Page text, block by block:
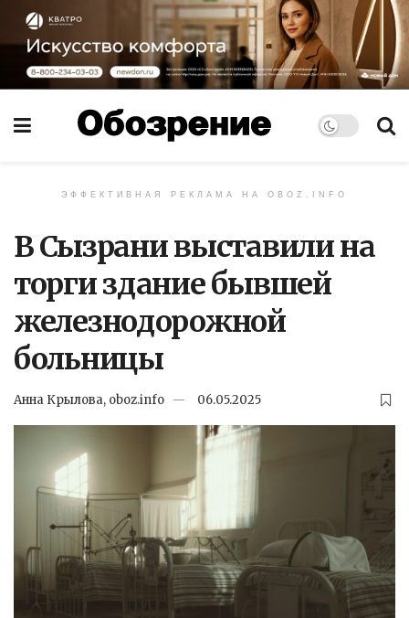
ЭФФЕКТИВНАЯ РЕКЛАМА НА OBOZ.INFO
В Сызрани выставили на
торги здание бывшей
железнодорожной
больницы
Анна Крылова, oboz.info 06.05.2025